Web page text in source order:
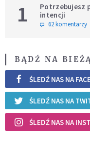
1
Potrzebujesz
intencji
62 komentarzy
BĄDŹ NA
ŚLEDŹ NAS NA
ŚLEDŹ NAS NA
ŚLEDŹ NAS NA